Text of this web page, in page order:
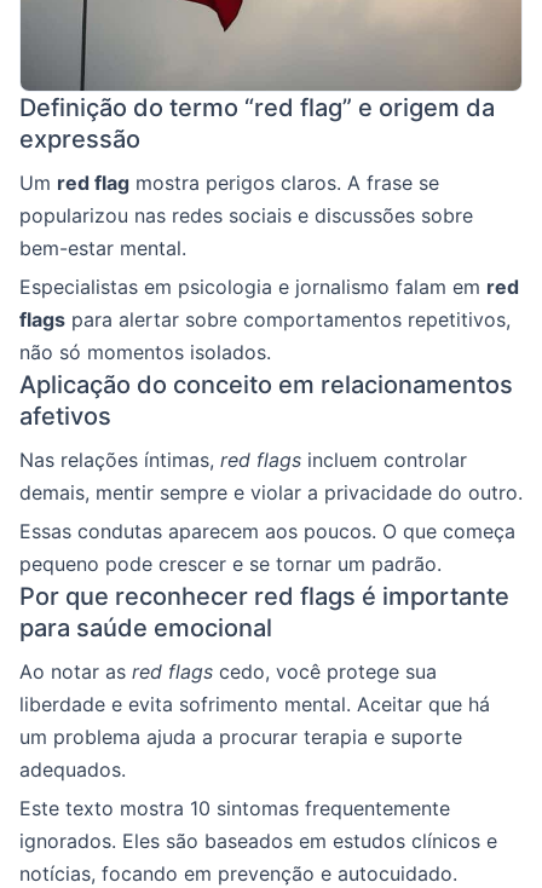
Definição do termo “red flag” e origem da
expressão
Um red flag mostra perigos claros. A frase se
popularizou nas redes sociais e discussões sobre
bem-estar mental.
Especialistas em psicologia e jornalismo falam em red
flags para alertar sobre comportamentos repetitivos,
não só momentos isolados.
Aplicação do conceito em relacionamentos
afetivos
Nas relações íntimas, red flags incluem controlar
demais, mentir sempre e violar a privacidade do outro.
Essas condutas aparecem aos poucos. O que começa
pequeno pode crescer e se tornar um padrão.
Por que reconhecer red flags é importante
para saúde emocional
Ao notar as red flags cedo, você protege sua
liberdade e evita sofrimento mental. Aceitar que há
um problema ajuda a procurar terapia e suporte
adequados.
Este texto mostra 10 sintomas frequentemente
ignorados. Eles são baseados em estudos clínicos e
notícias, focando em prevenção e autocuidado.